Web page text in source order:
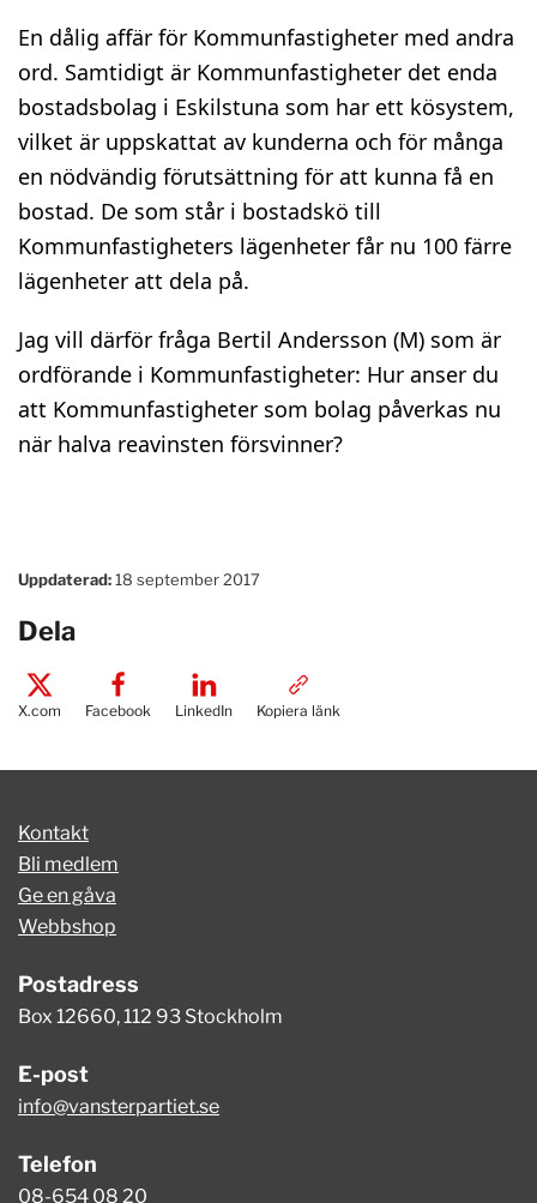
En dålig affär för Kommunfastigheter med andra
ord. Samtidigt är Kommunfastigheter det enda
bostadsbolag i Eskilstuna som har ett kösystem,
vilket är uppskattat av kunderna och för många
en nödvändig förutsättning för att kunna få en
bostad. De som står i bostadskö till
Kommunfastigheters lägenheter får nu 100 färre
lägenheter att dela på.
Jag vill därför fråga Bertil Andersson (M) som är
ordförande i Kommunfastigheter: Hur anser du
att Kommunfastigheter som bolag påverkas nu
när halva reavinsten försvinner?
Uppdaterad:18 september 2017
Dela
X.com Facebook LinkedIn Kopiera länk
Kontakt
Bli medlem
Ge en gåva
Webbshop
Postadress
Box 12660, 112 93 Stockholm
E-post
info@vansterpartiet.se
Telefon
08-654 08 20